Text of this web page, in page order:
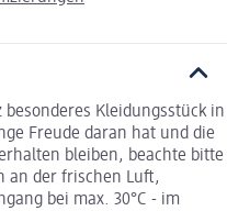
Kleidungsstück in
Freude daran hat und die
bleiben, beachte bitte
an der frischen Luft,
bei max. 30°C - im